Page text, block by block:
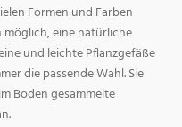
Formen und Farben
möglich, eine natürliche
und leichte Pflanzgefäße
die passende Wahl. Sie
Boden gesammelte